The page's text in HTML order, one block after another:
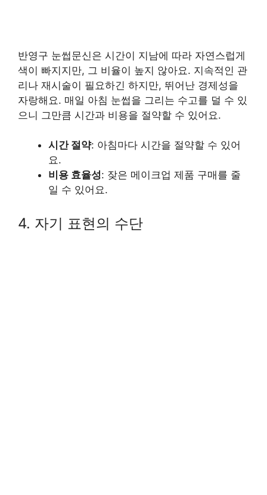
반영구 눈썹문신은 시간이 지남에 따라 자연스럽게
색이 빠지지만, 그 비율이 높지 않아요. 지속적인 관
리나 재시술이 필요하긴 하지만, 뛰어난 경제성을
자랑해요. 매일 아침 눈썹을 그리는 수고를 덜 수 있
으니 그만큼 시간과 비용을 절약할 수 있어요.
시간 절약: 아침마다 시간을 절약할 수 있어
요.
비용 효율성: 잦은 메이크업 제품 구매를 줄
일 수 있어요.
4. 자기 표현의 수단